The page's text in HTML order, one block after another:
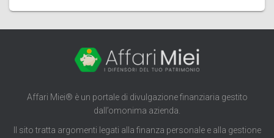
Affari Miei® è un portale di divulgazione finanziaria gestito
dall’omonima azienda.
Il sito tratta argomenti legati alla finanza personale e alla gestione